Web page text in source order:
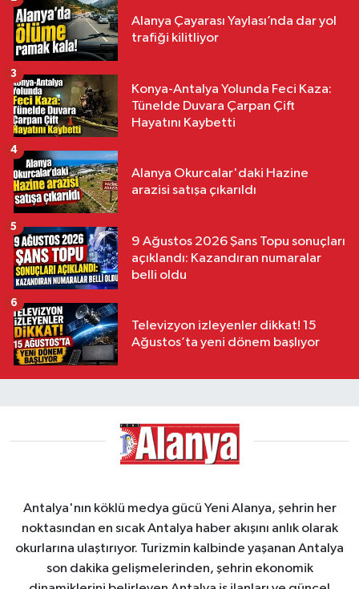
Alanya Çayarası Yaylası’nda dar yol
trafiği kilitliyor
Konya-Antalya Yolunda Feci Kaza:
Tünelde Duvara Çarpan Çift
Hayatını Kaybetti
3
Alanya Okurcalar'daki Hazine
arazisi satışa çıkarıldı
4
9 Ağustos 2026 Şans Topu sonuçları
açıklandı: Kazandıran numaralar
belli oldu
5
Televizyon izleyenler dikkat! 15
Ağustos’ta yeni dönem başlıyor
6
Antalya'nın köklü medya gücü Yeni Alanya, şehrin her
noktasından en sıcak Antalya haber akışını anlık olarak
okurlarına ulaştırıyor. Turizmin kalbinde yaşanan Antalya
son dakika gelişmelerinden, şehrin ekonomik